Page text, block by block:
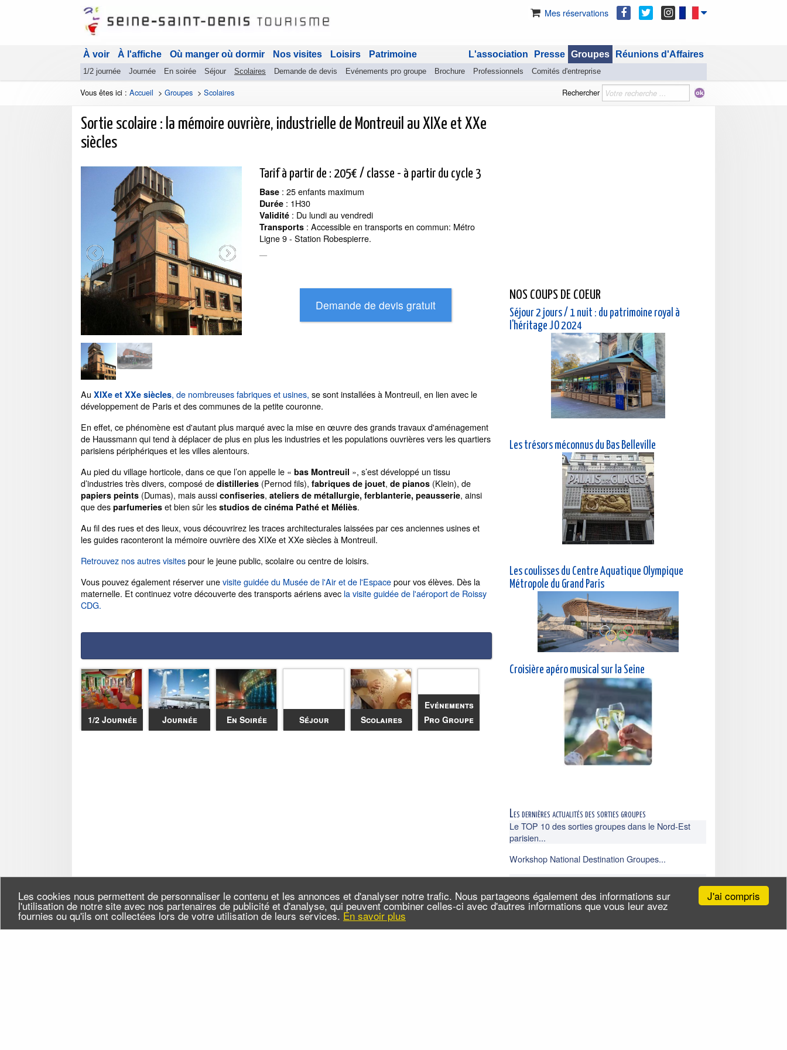
J'ai compris
Les cookies nous permettent de personnaliser le contenu et les annonces et d'analyser notre trafic. Nous partageons également des informations sur
l'utilisation de notre site avec nos partenaires de publicité et d'analyse, qui peuvent combiner celles-ci avec d'autres informations que vous leur avez
fournies ou qu'ils ont collectées lors de votre utilisation de leurs services. En savoir plus
Mes réservations
À voir À l'affiche Où manger où dormir Nos visites Loisirs Patrimoine Réunions d'Affaires
Groupes
1/2 journée Journée En soirée Séjour Scolaires Demande de devis Evénements pro groupe Brochure Professionnels Comités d'entreprise
Presse
L'association
Vous êtes ici : Accueil > Groupes > Scolaires Rechercher
Sortie scolaire : la mémoire ouvrière, industrielle de Montreuil au XIXe et XXe
siècles
Tarif à partir de : 205€ / classe - à partir du cycle 3
Base : 25 enfants maximum
Durée : 1H30
Validité : Du lundi au vendredi
Transports : Accessible en transports en commun: Métro
Ligne 9 - Station Robespierre.
Au XIXe et XXe siècles, de nombreuses fabriques et usines, se sont installées à Montreuil, en lien avec le
développement de Paris et des communes de la petite couronne.
En effet, ce phénomène est d'autant plus marqué avec la mise en œuvre des grands travaux d'aménagement
de Haussmann qui tend à déplacer de plus en plus les industries et les populations ouvrières vers les quartiers
parisiens périphériques et les villes alentours.
Au pied du village horticole, dans ce que l’on appelle le « bas Montreuil », s’est développé un tissu
d’industries très divers, composé de distilleries (Pernod fils), fabriques de jouet, de pianos (Klein), de
papiers peints (Dumas), mais aussi confiseries, ateliers de métallurgie, ferblanterie, peausserie, ainsi
que des parfumeries et bien sûr les studios de cinéma Pathé et Méliès.
Au fil des rues et des lieux, vous découvrirez les traces architecturales laissées par ces anciennes usines et
les guides raconteront la mémoire ouvrière des XIXe et XXe siècles à Montreuil.
Retrouvez nos autres visitespour le jeune public, scolaire ou centre de loisirs.
Vous pouvez également réserver unevisite guidée du Musée de l'Air et de l'Espacepour vos élèves. Dès la
maternelle. Et continuez votre découverte des transports aériens avec la visite guidée de l'aéroport de Roissy
CDG.
1/2 Journée Journée En Soirée Séjour Scolaires
Evénements
Pro Groupe
NOS COUPS DE COEUR
Séjour 2 jours / 1 nuit : du patrimoine royal à
l'héritage JO 2024
Les trésors méconnus du Bas Belleville
Les coulisses du Centre Aquatique Olympique
Métropole du Grand Paris
Croisière apéro musical sur la Seine
Les dernières actualités des sorties groupes
Le TOP 10 des sorties groupes dans le Nord-Est
parisien...
Workshop National Destination Groupes...
Un lieu entre patrimoine, histoire de France et
coulisses ...